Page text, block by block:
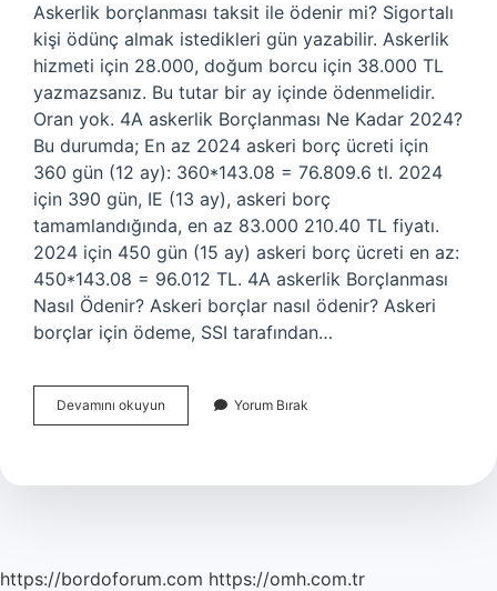
Askerlik borçlanması taksit ile ödenir mi? Sigortalı
kişi ödünç almak istedikleri gün yazabilir. Askerlik
hizmeti için 28.000, doğum borcu için 38.000 TL
yazmazsanız. Bu tutar bir ay içinde ödenmelidir.
Oran yok. 4A askerlik Borçlanması Ne Kadar 2024?
Bu durumda; En az 2024 askeri borç ücreti için
360 gün (12 ay): 360*143.08 = 76.809.6 tl. 2024
için 390 gün, IE (13 ay), askeri borç
tamamlandığında, en az 83.000 210.40 TL fiyatı.
2024 için 450 gün (15 ay) askeri borç ücreti en az:
450*143.08 = 96.012 TL. 4A askerlik Borçlanması
Nasıl Ödenir? Askeri borçlar nasıl ödenir? Askeri
borçlar için ödeme, SSI tarafından…
Devamını okuyun
Askerlik
Ödenir
Yorum Bırak
https://bordoforum.com https://omh.com.tr